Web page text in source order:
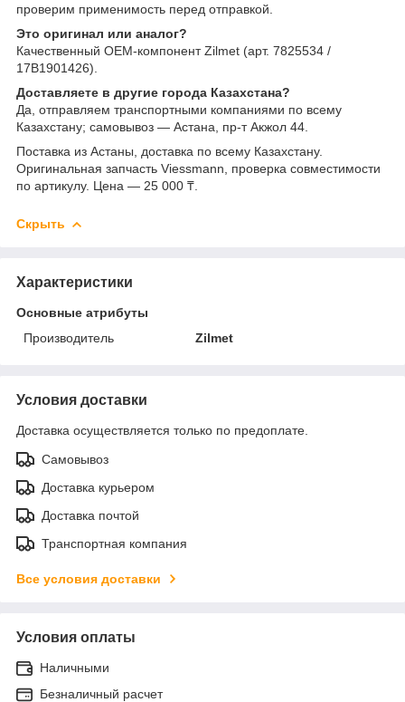
проверим применимость перед отправкой.
Это оригинал или аналог?
Качественный OEM-компонент Zilmet (арт. 7825534 /
17B1901426).
Доставляете в другие города Казахстана?
Да, отправляем транспортными компаниями по всему
Казахстану; самовывоз — Астана, пр-т Акжол 44.
Поставка из Астаны, доставка по всему Казахстану.
Оригинальная запчасть Viessmann, проверка совместимости
по артикулу. Цена — 25 000 ₸.
Скрыть
Характеристики
Основные атрибуты
Производитель
Zilmet
Условия доставки
Доставка осуществляется только по предоплате.
Самовывоз
Доставка курьером
Доставка почтой
Транспортная компания
Все условия доставки
Условия оплаты
Наличными
Безналичный расчет